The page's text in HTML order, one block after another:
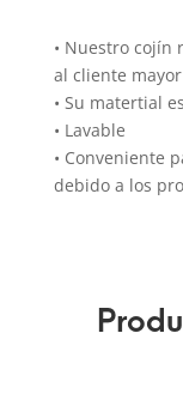
• Nuestro cojín
al cliente
• Su matertial
• Lavable
• Conveniente
debido a los